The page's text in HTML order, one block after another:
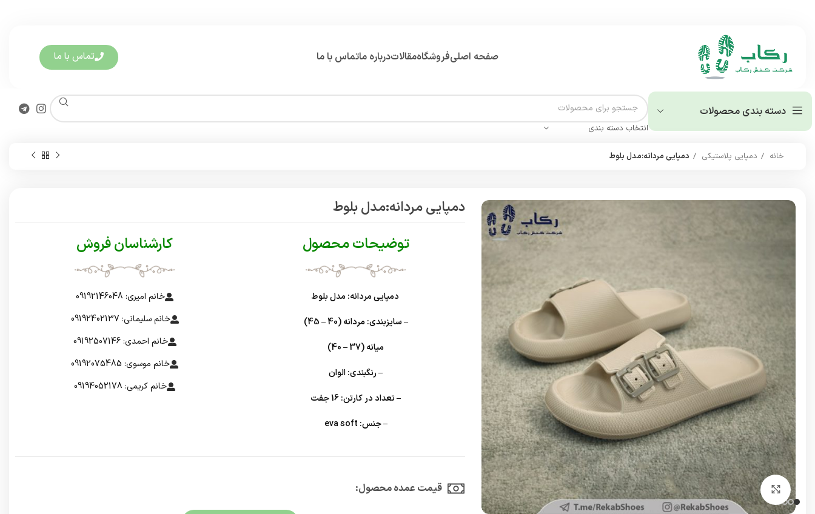
صفحه اصلیفروشگاهمقالاتدرباره ماتماس با ما تماس با ما
دسته بندی محصولات
انتخاب دسته بندی
خانه دمپایی پلاستیکی دمپایی مردانه:مدل بلوط
برای بزرگنمایی کلیک کنید
دمپایی مردانه:مدل بلوط
توضیحات محصول
دمپایی مردانه: مدل بلوط
– سایزبندی: مردانه (40 – 45)
میانه (37 – 40)
– رنگبندی: الوان
– تعداد در کارتن: 16 جفت
– جنس: eva soft
کارشناسان فروش
خانم امیری: 09192146048
خانم سلیمانی: 09192402137
خانم احمدی: 09192507146
خانم موسوی: 09192075485
خانم کریمی: 09194052178
قیمت عمده محصول:​